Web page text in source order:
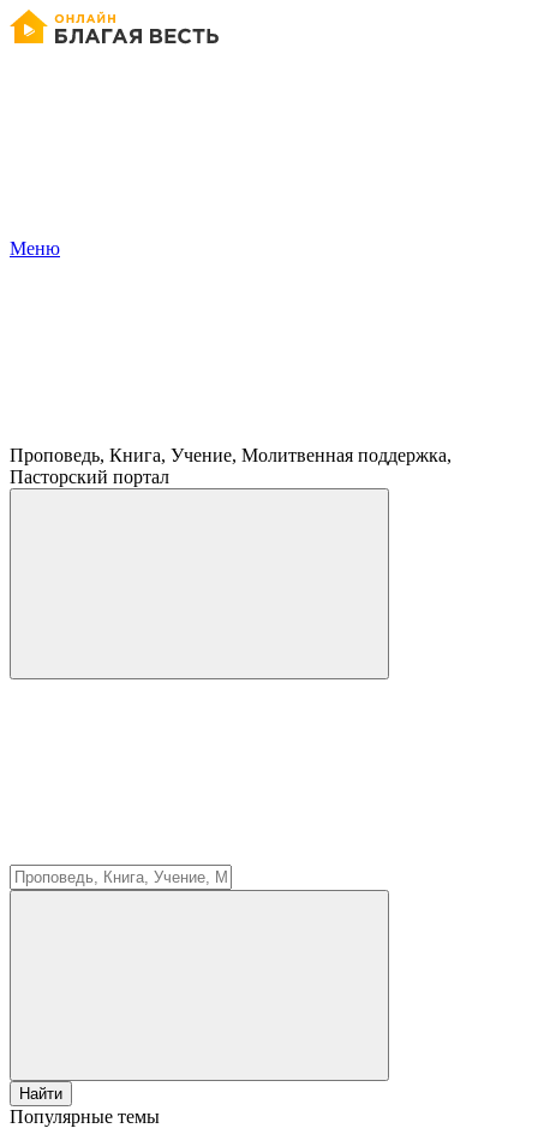
Меню
Проповедь, Книга, Учение, Молитвенная поддержка,
Пасторский портал
Найти
Популярные темы